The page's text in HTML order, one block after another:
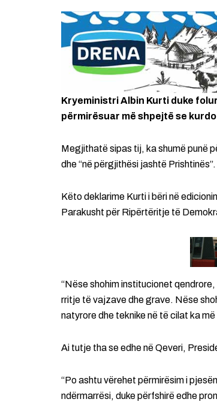
Kryeministri Albin Kurti duke
përmirësuar më shpejtë se
Megjithatë sipas tij, ka shumë punë
dhe “në përgjithësi jashtë Prishtinës”.
Këto deklarime Kurti i bëri në
Parakusht për Ripërtëritje të
“Nëse shohim institucionet
rritje të vajzave dhe grave. Nëse
natyrore dhe teknike në të cilat ka
Ai tutje tha se edhe në Qeveri,
“Po ashtu vërehet përmirësim i
ndërmarrësi, duke përfshirë edhe